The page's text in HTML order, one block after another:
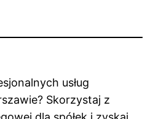
usług
Skorzystaj z